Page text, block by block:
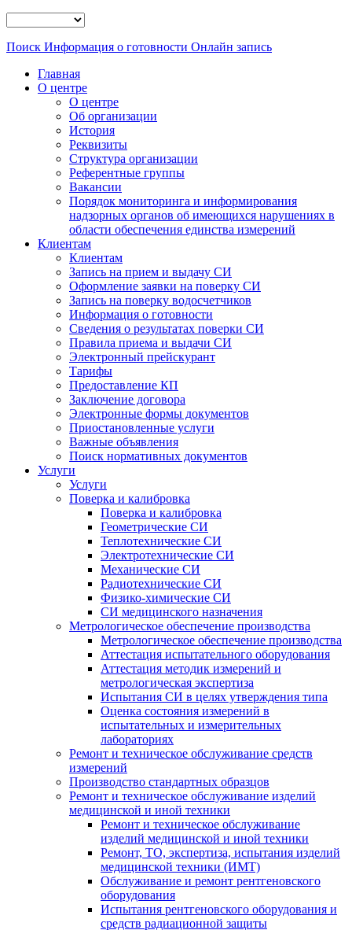
Поиск Информация о готовности Онлайн запись
Главная
О центре
О центре
Об организации
История
Реквизиты
Структура организации
Референтные группы
Вакансии
Порядок мониторинга и информирования
надзорных органов об имеющихся нарушениях в
области обеспечения единства измерений
Клиентам
Клиентам
Запись на прием и выдачу СИ
Оформление заявки на поверку СИ
Запись на поверку водосчетчиков
Информация о готовности
Сведения о результатах поверки СИ
Правила приема и выдачи СИ
Электронный прейскурант
Тарифы
Предоставление КП
Заключение договора
Электронные формы документов
Приостановленные услуги
Важные объявления
Поиск нормативных документов
Услуги
Услуги
Поверка и калибровка
Поверка и калибровка
Геометрические СИ
Теплотехнические СИ
Электротехнические СИ
Механические СИ
Радиотехнические СИ
Физико-химические СИ
СИ медицинского назначения
Метрологическое обеспечение производства
Метрологическое обеспечение производства
Аттестация испытательного оборудования
Аттестация методик измерений и
метрологическая экспертиза
Испытания СИ в целях утверждения типа
Оценка состояния измерений в
испытательных и измерительных
лабораториях
Ремонт и техническое обслуживание средств
измерений
Производство стандартных образцов
Ремонт и техническое обслуживание изделий
медицинской и иной техники
Ремонт и техническое обслуживание
изделий медицинской и иной техники
Ремонт, ТО, экспертиза, испытания изделий
медицинской техники (ИМТ)
Обслуживание и ремонт рентгеновского
оборудования
Испытания рентгеновского оборудования и
средств радиационной защиты